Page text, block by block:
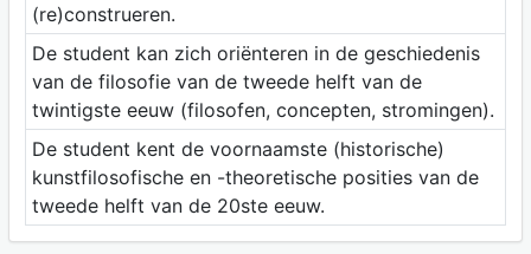
(re)construeren.
De student kan zich oriënteren in de geschiedenis
van de filosofie van de tweede helft van de
twintigste eeuw (filosofen, concepten, stromingen).
De student kent de voornaamste (historische)
kunstfilosofische en -theoretische posities van de
tweede helft van de 20ste eeuw.